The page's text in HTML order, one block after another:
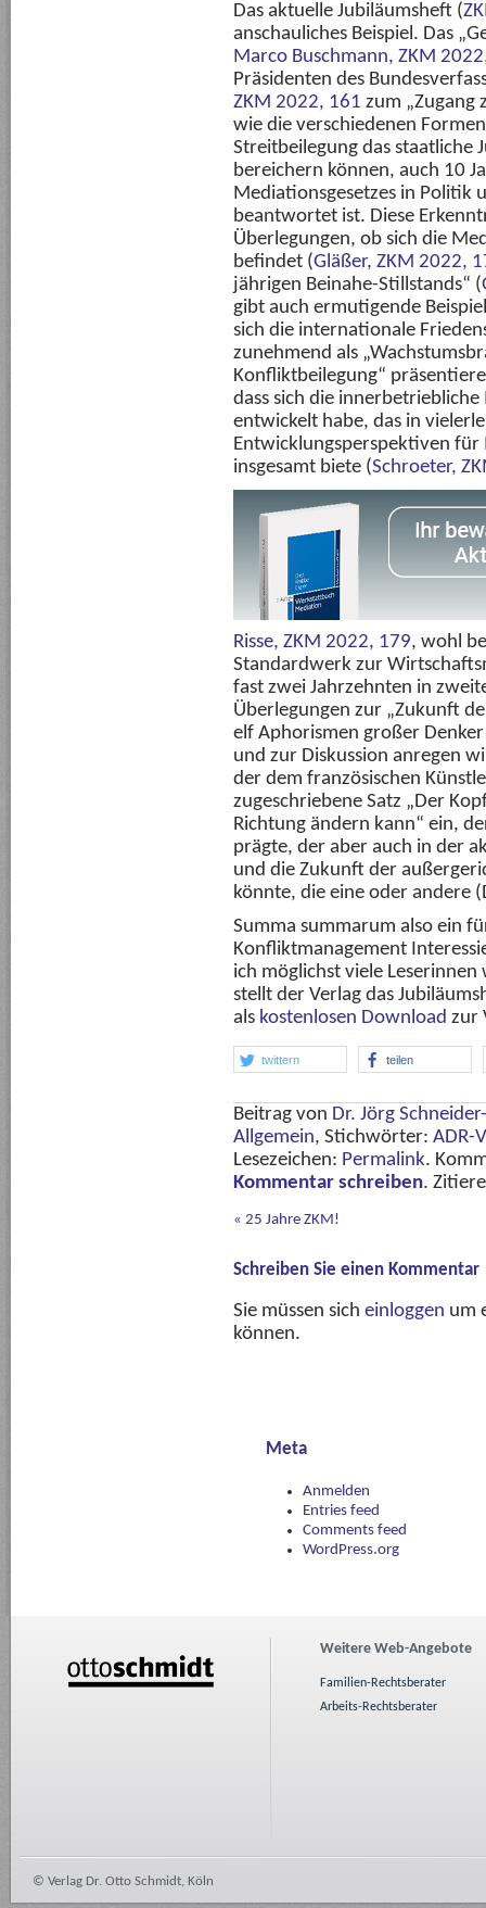
Das aktuelle Jubiläumsheft (
anschauliches Beispiel. Das
Marco Buschmann, ZKM
Präsidenten des
ZKM 2022, 161 zum „Zugang
wie die verschiedenen
Streitbeilegung das staatliche
bereichern können, auch 10
Mediationsgesetzes in Politik
beantwortet ist. Diese
Überlegungen, ob sich die
befindet (Gläßer, ZKM 2022,
jährigen Beinahe-Stillstands“ (
gibt auch ermutigende
sich die internationale
zunehmend als
Konfliktbeilegung“
dass sich die
entwickelt habe, das in
Entwicklungsperspektiven
insgesamt biete (Schroeter,
Risse, ZKM 2022, 179, wohl
Standardwerk zur
fast zwei Jahrzehnten in
Überlegungen zur „Zukunft
elf Aphorismen großer
und zur Diskussion anregen
der dem französischen
zugeschriebene Satz „Der
Richtung ändern kann“ ein,
prägte, der aber auch in der
und die Zukunft der
könnte, die eine oder andere
Summa summarum also ein
Konfliktmanagement
ich möglichst viele
stellt der Verlag das
als kostenlosen Download zur
twittern teilen
Beitrag von Dr. Jörg
Allgemein, Stichwörter: ADR-
Lesezeichen: Permalink.
Kommentar schreiben.
« 25 Jahre ZKM!
Schreiben Sie einen Kommentar
Sie müssen sich einloggen um
können.
Meta
Anmelden
Entries feed
Comments feed
WordPress.org
Weitere Web-Angebote
Familien-Rechtsberater
Arbeits-Rechtsberater
© Verlag Dr. Otto Schmidt, Köln